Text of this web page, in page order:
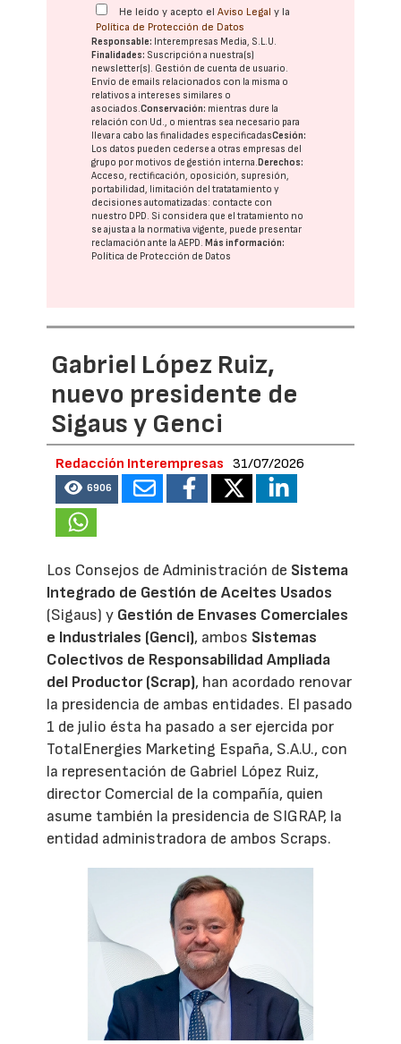
He leído y acepto elAviso Legal y la
Política de Protección de Datos
Responsable: Interempresas Media, S.L.U.
Finalidades: Suscripción a nuestra(s)
newsletter(s). Gestión de cuenta de usuario.
Envío de emails relacionados con la misma o
relativos a intereses similares o
asociados.Conservación: mientras dure la
relación con Ud., o mientras sea necesario para
llevar a cabo las finalidades especificadasCesión:
Los datos pueden cederse a otras empresas del
grupo por motivos de gestión interna.Derechos:
Acceso, rectificación, oposición, supresión,
portabilidad, limitación del tratatamiento y
decisiones automatizadas: contacte con
nuestro DPD. Si considera que el tratamiento no
se ajusta a la normativa vigente, puede presentar
reclamación ante laAEPD.Más información:
Política de Protección de Datos
Gabriel López Ruiz,
nuevo presidente de
Sigaus y Genci
Redacción Interempresas 31/07/2026
6906
Los Consejos de Administración de Sistema
Integrado de Gestión de Aceites Usados
(Sigaus) y Gestión de Envases Comerciales
e Industriales (Genci), ambos Sistemas
Colectivos de Responsabilidad Ampliada
del Productor (Scrap), han acordado renovar
la presidencia de ambas entidades. El pasado
1 de julio ésta ha pasado a ser ejercida por
TotalEnergies Marketing España, S.A.U., con
la representación de Gabriel López Ruiz,
director Comercial de la compañía, quien
asume también la presidencia de SIGRAP, la
entidad administradora de ambos Scraps.